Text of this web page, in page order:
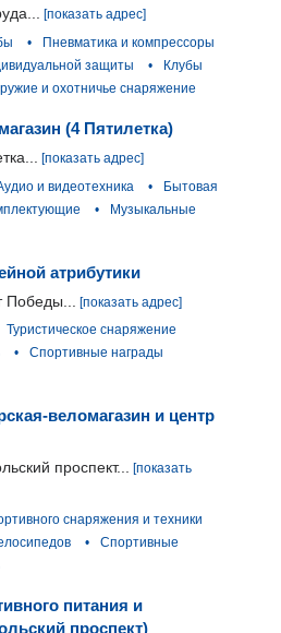
[показать адрес]
•
Пневматика и компрессоры
защиты •
Клубы
и охотничье снаряжение
(4 Пятилетка)
[показать адрес]
и видеотехника •
Бытовая
•
Музыкальные
атрибутики
Победы...
[показать адрес]
Туристическое снаряжение
•
Спортивные награды
веломагазин и центр
проспект... [показать
снаряжения и техники
•
Спортивные
питания и
проспект)